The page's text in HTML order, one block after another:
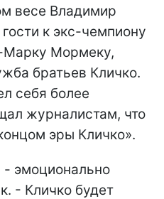
весе Владимир
к экс-чемпиону
Мормеку,
братьев Кличко.
себя более
журналистам, что
эры Кличко».
- эмоционально
- Кличко будет